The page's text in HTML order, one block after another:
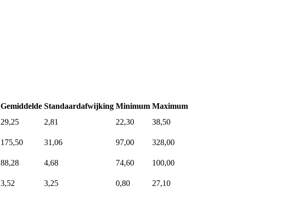
Gemiddelde Standaardafwijking Minimum Maximum
29,25 2,81 22,30
38,50
175,50 31,06 97,00
328,00
88,28 4,68 74,60
100,00
3,52 3,25 0,80 27,10